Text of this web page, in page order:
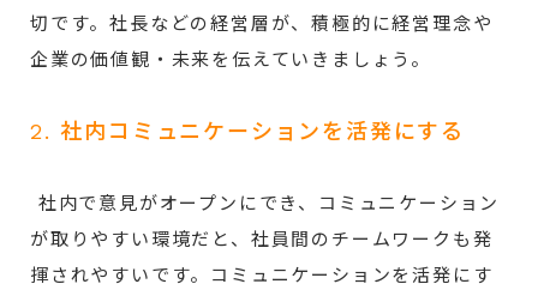
切です。社長などの経営層が、積極的に経営理念や
企業の価値観・未来を伝えていきましょう。
2. 社内コミュニケーションを活発にする
社内で意見がオープンにでき、コミュニケーション
が取りやすい環境だと、社員間のチームワークも発
揮されやすいです。コミュニケーションを活発にす